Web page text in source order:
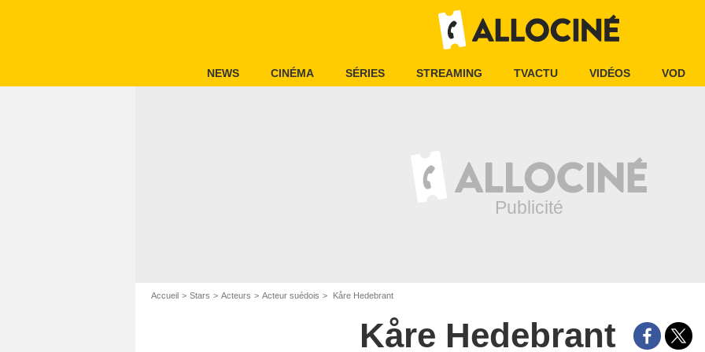
NEWS CINÉMA SÉRIES STREAMING TVACTU VIDÉOS VOD
Accueil Stars Acteurs Acteur suédois Kåre Hedebrant
Kåre Hedebrant